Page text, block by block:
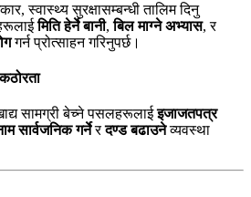
स्वास्थ्य सुरक्षासम्बन्धी तालिम दिनु
मिति हेर्ने बानी,बिल माग्ने अभ्यास, र
गर्न प्रोत्साहन गरिनुपर्छ।
सामग्री बेच्ने पसलहरूलाईइजाजतपत्र
सार्वजनिक गर्नेरदण्ड बढाउनेव्यवस्था